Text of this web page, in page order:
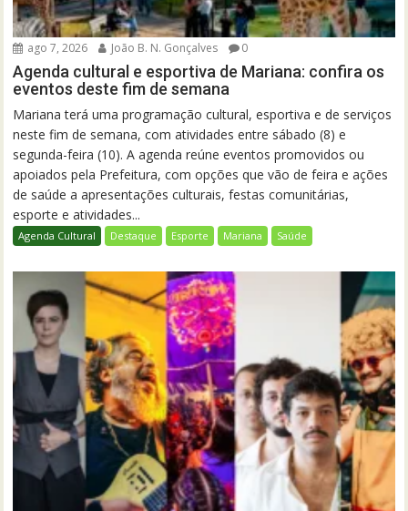
ago 7, 2026 João B. N. Gonçalves 0
Agenda cultural e esportiva de Mariana: confira os
eventos deste fim de semana
Mariana terá uma programação cultural, esportiva e de serviços
neste fim de semana, com atividades entre sábado (8) e
segunda-feira (10). A agenda reúne eventos promovidos ou
apoiados pela Prefeitura, com opções que vão de feira e ações
de saúde a apresentações culturais, festas comunitárias,
esporte e atividades...
Agenda Cultural Destaque Esporte Mariana Saúde